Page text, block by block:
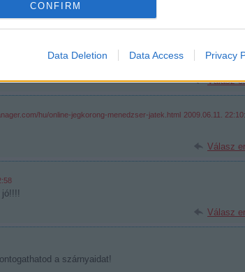
CONFIRM
Data Deletion Data Access Privacy
a fiatalok teljesítménye alapján "állapították" meg, hogy
ben... abban szép hazánk is szerepelt, mint stabil tag..
remélem, ennek a táblázatnak igaza lesz.
Válasz
hu/online-jegkorong-menedzser-jatek.html 2009.06.11.
Válasz
jó!!!!
Válasz
a szárnyaidat!